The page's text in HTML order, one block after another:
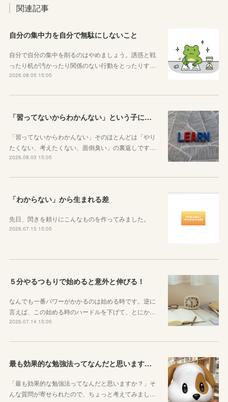
関連記事
自分の集中力を自分で無駄にしないこと
自分で自分の集中を削るのはやめましょう。誘惑と戦
ったり机が汚かったり関係のない行動をとったりす…
2026.08.05 15:05
「習ってないからわかんない」という子に伝えたい、勉強しようと思ったらその方法はいくらでもあるということ
「習ってないからわかんない」そのほとんどは「やり
たくない、考えたくない、面倒臭い」の裏返しです…
2026.08.03 15:05
「わからない」から生まれる差
先日、閃きを頼りにこんなものを作ってみました。
2026.07.15 15:05
５分やるつもりで始めると意外と伸びる！
なんでも一番パワーがかかるのは始める時です。逆に
言えば、この始める時のハードルを下げて、とにか…
2026.07.14 15:05
最も効果的な勉強法ってなんだと思いますか？
「最も効果的な勉強法ってなんだと思いますか？」そ
んな質問が寄せられたので、ちょっと考えてみまし…